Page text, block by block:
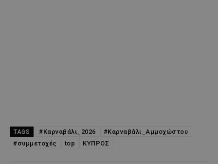
TAGS #Καρναβάλι_2026
#Καρναβάλι_Αμμοχώστου
#συμμετοχές
top ΚΥΠΡΟΣ